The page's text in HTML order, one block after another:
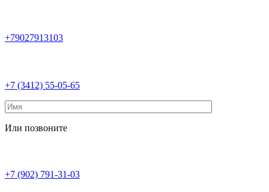
+79027913103
+7 (3412) 55-05-65
Или позвоните
+7 (902) 791-31-03